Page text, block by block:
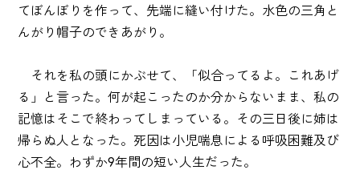
てぼんぼりを作って、先端に縫い付けた。水色の三角と
んがり帽子のできあがり。
それを私の頭にかぶせて、「似合ってるよ。これあげ
る」と言った。何が起こったのか分からないまま、私の
記憶はそこで終わってしまっている。その三日後に姉は
帰らぬ人となった。死因は小児喘息による呼吸困難及び
心不全。わずか9年間の短い人生だった。